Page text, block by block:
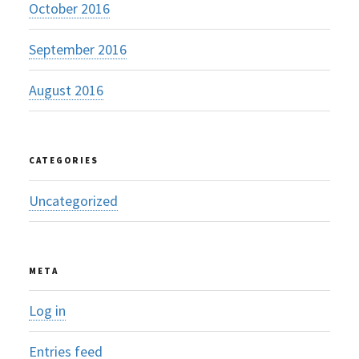
October 2016
September 2016
August 2016
CATEGORIES
Uncategorized
META
Log in
Entries feed